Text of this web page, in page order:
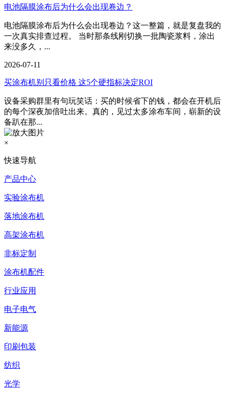
电池隔膜涂布后为什么会出现卷边？
电池隔膜涂布后为什么会出现卷边？这一整篇，就是复盘我的
一次真实排查过程。 当时那条线刚切换一批陶瓷浆料，涂出
来没多久，...
2026-07-11
买涂布机别只看价格 这5个硬指标决定ROI
设备采购群里有句玩笑话：买的时候省下的钱，都会在开机后
的每个深夜加倍吐出来。真的，见过太多涂布车间，崭新的设
备趴在那...
×
快速导航
产品中心
实验涂布机
落地涂布机
高架涂布机
非标定制
涂布机配件
行业应用
电子电气
新能源
印刷包装
纺织
光学